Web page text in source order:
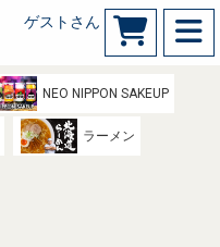
ゲストさん
NEO NIPPON SAKEUP
ラーメン